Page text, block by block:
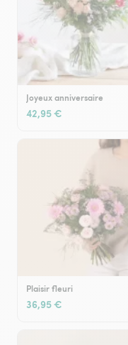
Joyeux anniversaire
42,95 €
Plaisir fleuri
36,95 €